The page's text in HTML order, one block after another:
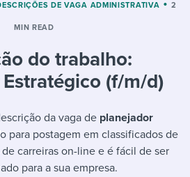
AI in my work
candidates
& Guides
description templates
TO LEARN ABOUT...
Attend webinars & events
Workable customer stories
DE VAGA ADMINISTRATIVA 2
MIN READ
do trabalho:
(f/m/d)
da vaga de planejador
para postagem em classificados de
carreiras on-line e é fácil de ser
para a sua empresa.